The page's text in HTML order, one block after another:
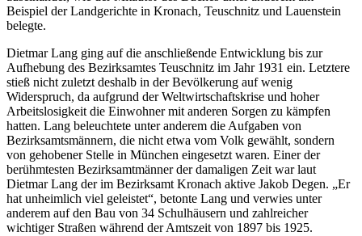
Beispiel der Landgerichte in Kronach, Teuschnitz und Lauenstein
belegte.
Dietmar Lang ging auf die anschließende Entwicklung bis zur
Aufhebung des Bezirksamtes Teuschnitz im Jahr 1931 ein. Letztere
stieß nicht zuletzt deshalb in der Bevölkerung auf wenig
Widerspruch, da aufgrund der Weltwirtschaftskrise und hoher
Arbeitslosigkeit die Einwohner mit anderen Sorgen zu kämpfen
hatten. Lang beleuchtete unter anderem die Aufgaben von
Bezirksamtsmännern, die nicht etwa vom Volk gewählt, sondern
von gehobener Stelle in München eingesetzt waren. Einer der
berühmtesten Bezirksamtmänner der damaligen Zeit war laut
Dietmar Lang der im Bezirksamt Kronach aktive Jakob Degen. „Er
hat unheimlich viel geleistet“, betonte Lang und verwies unter
anderem auf den Bau von 34 Schulhäusern und zahlreicher
wichtiger Straßen während der Amtszeit von 1897 bis 1925.